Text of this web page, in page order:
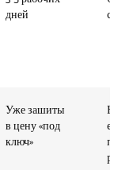
дней
Уже зашиты
в цену «под
ключ»